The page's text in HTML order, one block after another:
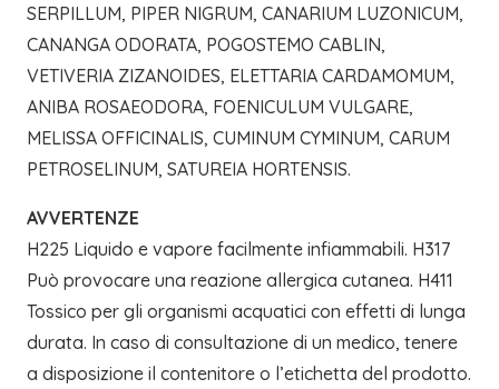
SERPILLUM, PIPER NIGRUM, CANARIUM LUZONICUM,
CANANGA ODORATA, POGOSTEMO CABLIN,
VETIVERIA ZIZANOIDES, ELETTARIA CARDAMOMUM,
ANIBA ROSAEODORA, FOENICULUM VULGARE,
MELISSA OFFICINALIS, CUMINUM CYMINUM, CARUM
PETROSELINUM, SATUREIA HORTENSIS.
AVVERTENZE
H225 Liquido e vapore facilmente infiammabili. H317
Può provocare una reazione allergica cutanea. H411
Tossico per gli organismi acquatici con effetti di lunga
durata. In caso di consultazione di un medico, tenere
a disposizione il contenitore o l’etichetta del prodotto.